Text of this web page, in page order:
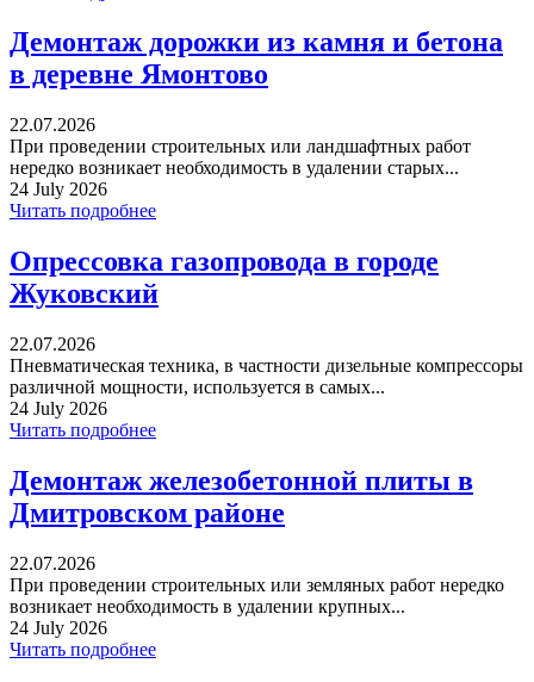
Демонтаж дорожки из камня и бетона
в деревне Ямонтово
22.07.2026
При проведении строительных или ландшафтных работ
нередко возникает необходимость в удалении старых...
24 July 2026
Читать подробнее
Опрессовка газопровода в городе
Жуковский
22.07.2026
Пневматическая техника, в частности дизельные компрессоры
различной мощности, используется в самых...
24 July 2026
Читать подробнее
Демонтаж железобетонной плиты в
Дмитровском районе
22.07.2026
При проведении строительных или земляных работ нередко
возникает необходимость в удалении крупных...
24 July 2026
Читать подробнее